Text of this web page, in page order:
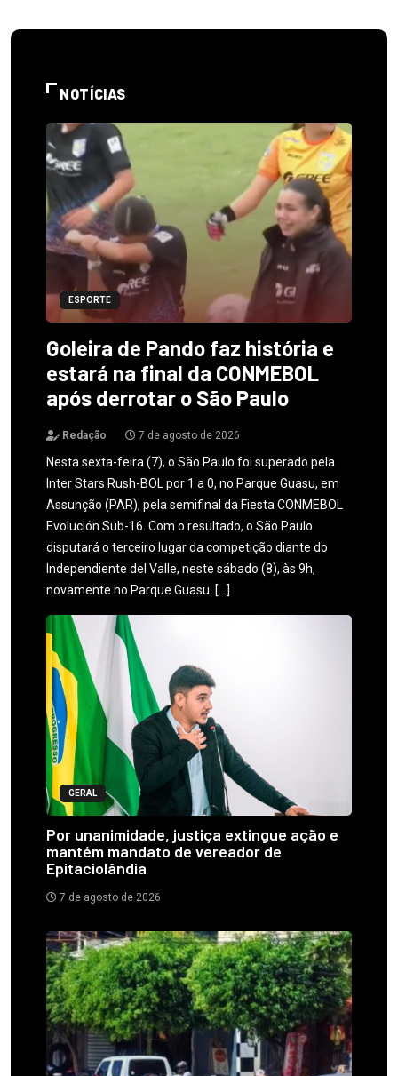
NOTÍCIAS
ESPORTE
Goleira de Pando faz história e
estará na final da CONMEBOL
após derrotar o São Paulo
Redação 7 de agosto de 2026
Nesta sexta-feira (7), o São Paulo foi superado pela
Inter Stars Rush-BOL por 1 a 0, no Parque Guasu, em
Assunção (PAR), pela semifinal da Fiesta CONMEBOL
Evolución Sub-16. Com o resultado, o São Paulo
disputará o terceiro lugar da competição diante do
Independiente del Valle, neste sábado (8), às 9h,
novamente no Parque Guasu. […]
GERAL
Por unanimidade, justiça extingue ação e
mantém mandato de vereador de
Epitaciolândia
7 de agosto de 2026